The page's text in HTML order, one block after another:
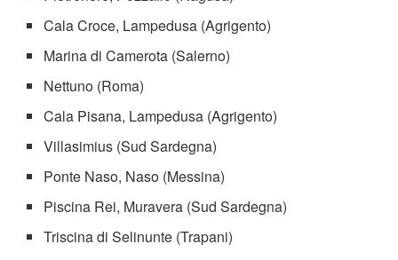
Cala Croce, Lampedusa (Agrigento)
Marina di Camerota (Salerno)
Nettuno (Roma)
Cala Pisana, Lampedusa (Agrigento)
Villasimius (Sud Sardegna)
Ponte Naso, Naso (Messina)
Piscina Rei, Muravera (Sud Sardegna)
Triscina di Selinunte (Trapani)